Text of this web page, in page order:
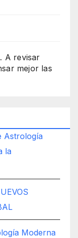
A revisar
mejor las
Astrología
la
Moderna